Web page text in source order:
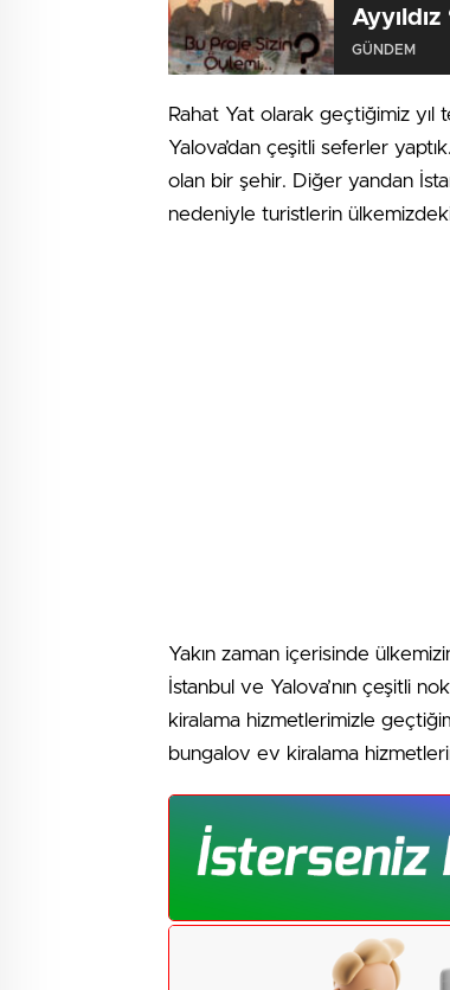
GÜNDEM
Rahat Yat olarak geçtiğimiz yıl
Yalova’dan çeşitli seferler
olan bir şehir. Diğer yandan
nedeniyle turistlerin
Yakın zaman içerisinde
İstanbul ve Yalova’nın çeşitli
kiralama hizmetlerimizle
bungalov ev kiralama